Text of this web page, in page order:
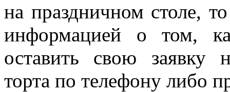
на праздничном столе,
информацией о том,
оставить свою заявку
торта по телефону либо